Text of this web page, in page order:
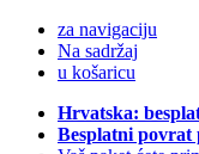
za navigaciju
Na sadržaj
u košaricu
Hrvatska:
Besplatni povrat